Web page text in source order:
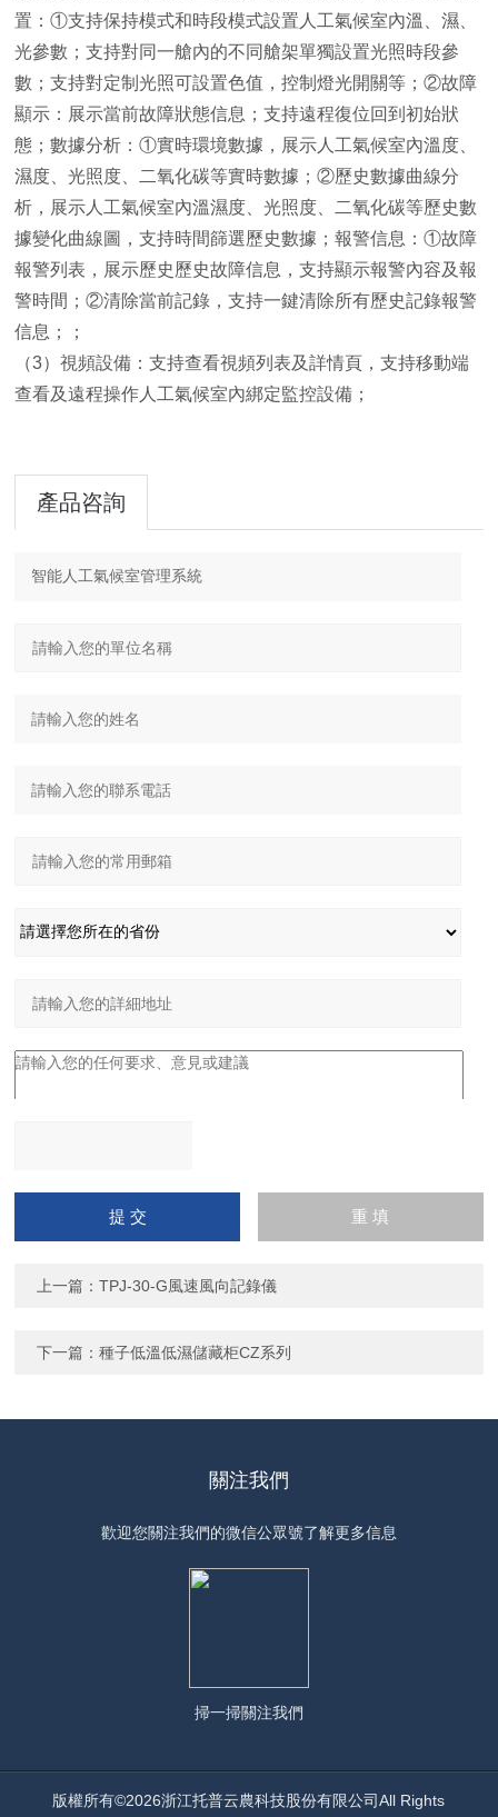
置：①支持保持模式和時段模式設置人工氣候室內溫、濕、
光參數；支持對同一艙內的不同艙架單獨設置光照時段參
數；支持對定制光照可設置色值，控制燈光開關等；②故障
顯示：展示當前故障狀態信息；支持遠程復位回到初始狀
態；數據分析：①實時環境數據，展示人工氣候室內溫度、
濕度、光照度、二氧化碳等實時數據；②歷史數據曲線分
析，展示人工氣候室內溫濕度、光照度、二氧化碳等歷史數
據變化曲線圖，支持時間篩選歷史數據；報警信息：①故障
報警列表，展示歷史歷史故障信息，支持顯示報警內容及報
警時間；②清除當前記錄，支持一鍵清除所有歷史記錄報警
信息；；
（3）視頻設備：支持查看視頻列表及詳情頁，支持移動端
查看及遠程操作人工氣候室內綁定監控設備；
產品咨詢
上一篇：TPJ-30-G風速風向記錄儀
下一篇：種子低溫低濕儲藏柜CZ系列
關注我們
歡迎您關注我們的微信公眾號了解更多信息
掃一掃關注我們
版權所有©2026浙江托普云農科技股份有限公司All Rights